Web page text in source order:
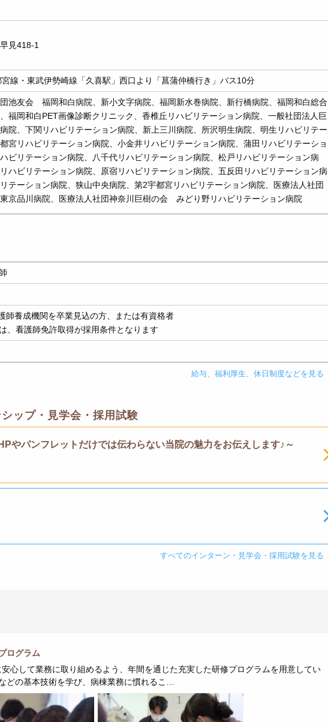
見418-1
宮線・東武伊勢崎線「久喜駅」西口より「菖蒲仲橋行き」バス10分
池友会 福岡和白病院、新小文字病院、福岡新水巻病院、新行橋病院、福岡和白総合
福岡和白PET画像診断クリニック、香椎丘リハビリテーション病院、一般社団法人巨
院、下関リハビリテーション病院、新上三川病院、所沢明生病院、明生リハビリテー
宮リハビリテーション病院、小金井リハビリテーション病院、蒲田リハビリテーショ
ビリテーション病院、八千代リハビリテーション病院、松戸リハビリテーション病
ハビリテーション病院、原宿リハビリテーション病院、五反田リハビリテーション病
テーション病院、狭山中央病院、第2宇都宮リハビリテーション病院、医療法人社団
京品川病院、医療法人社団神奈川巨樹の会 みどり野リハビリテーション病院
師養成機関を卒業見込の方、または有資格者
、看護師免許取得が採用条件となります
給与、福利厚生、休日制度などを見る
ップ・見学会・採用試験
やパンフレットだけでは伝わらない当院の魅力をお伝えします♪～
すべてのインターン・見学会・採用試験を見る
ログラム
心して業務に取り組めるよう、年間を通じた充実した研修プログラムを用意してい
どの基本技術を学び、病棟業務に慣れるこ…